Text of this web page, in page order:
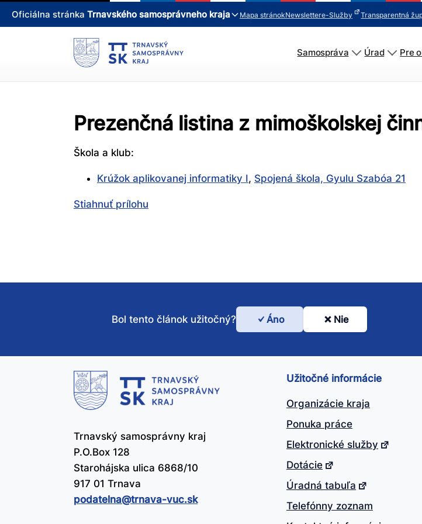
Oficiálna stránka Trnavského samosprávneho kraja Mapa stránokNewslettere-Služby Transparentná
Samospráva Úrad Pre
Prezenčná listina z mimoškolskej
Škola a klub:
Krúžok aplikovanej informatiky I, Spojená škola, Gyulu Szabóa 21
Stiahnuť prílohu
Bol
tento
článok
užitočný?
Bol tento článok užitočný? Áno Nie
Trnavský samosprávny kraj
P.O.Box 128
Starohájska ulica 6868/10
917 01 Trnava
podatelna@​trnava-vuc.sk
Užitočné informácie
Organizácie kraja
Ponuka práce
Elektronické služby
Dotácie
Úradná tabuľa
Telefónny zoznam